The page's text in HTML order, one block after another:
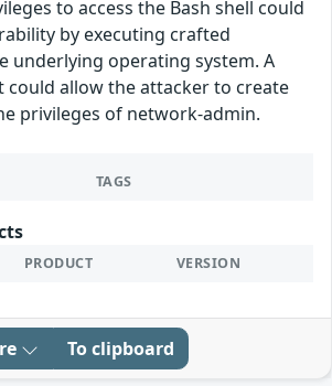
to access the Bash shell could
by executing crafted
underlying operating system. A
could allow the attacker to create
privileges of network-admin.
TAGS
PRODUCT VERSION
To clipboard